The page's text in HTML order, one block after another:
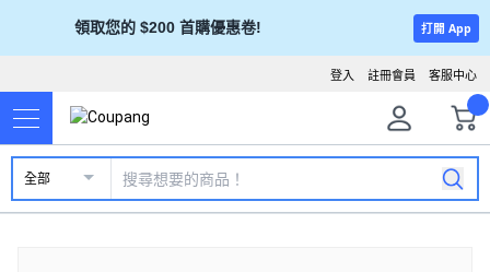
領取您的 $200 首購優惠卷! 打開 App
客服中心
註冊會員
登入
全部